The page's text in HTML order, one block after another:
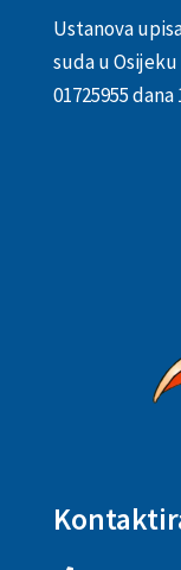
Ustanova
suda u
01725955 dana